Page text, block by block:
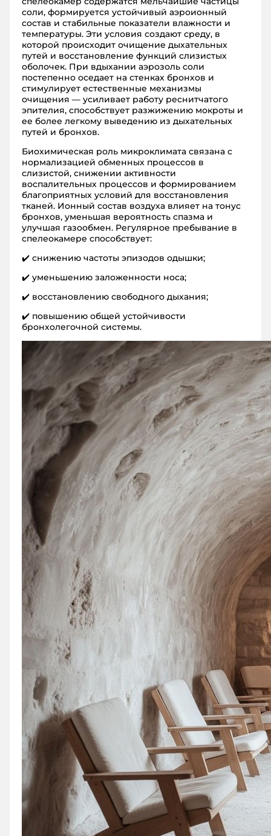
соли, формируется устойчивый аэроионный
состав и стабильные показатели влажности и
температуры. Эти условия создают среду, в
которой происходит очищение дыхательных
путей и восстановление функций слизистых
оболочек. При вдыхании аэрозоль соли
постепенно оседает на стенках бронхов и
стимулирует естественные механизмы
очищения — усиливает работу реснитчатого
эпителия, способствует разжижению мокроты и
ее более легкому выведению из дыхательных
путей и бронхов.
Биохимическая роль микроклимата связана с
нормализацией обменных процессов в
слизистой, снижении активности
воспалительных процессов и формированием
благоприятных условий для восстановления
тканей. Ионный состав воздуха влияет на тонус
бронхов, уменьшая вероятность спазма и
улучшая газообмен. Регулярное пребывание в
спелеокамере способствует:
✔️ снижению частоты эпизодов одышки;
✔️ уменьшению заложенности носа;
✔️ восстановлению свободного дыхания;
✔️ повышению общей устойчивости
бронхолегочной системы.